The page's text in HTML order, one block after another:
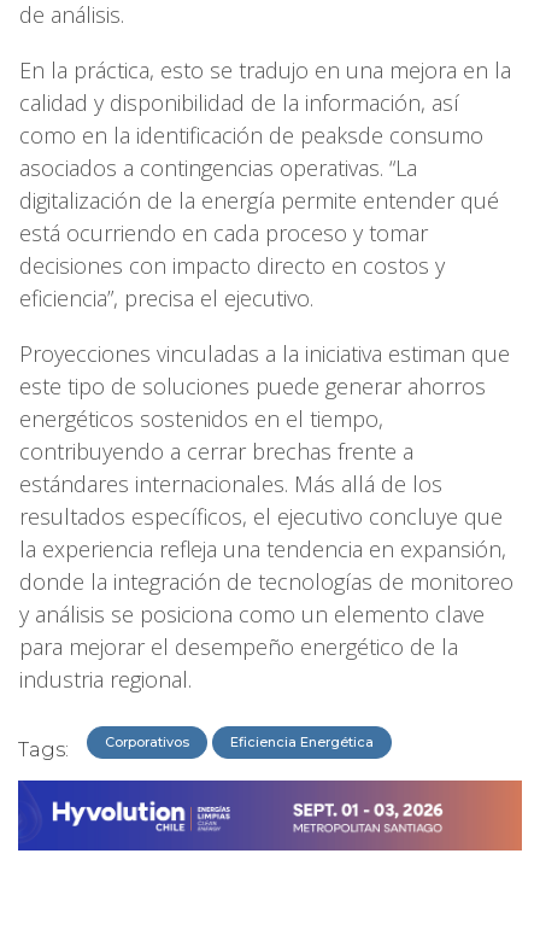
de análisis.
En la práctica, esto se tradujo en una mejora en la
calidad y disponibilidad de la información, así
como en la identificación de peaksde consumo
asociados a contingencias operativas. “La
digitalización de la energía permite entender qué
está ocurriendo en cada proceso y tomar
decisiones con impacto directo en costos y
eficiencia”, precisa el ejecutivo.
Proyecciones vinculadas a la iniciativa estiman que
este tipo de soluciones puede generar ahorros
energéticos sostenidos en el tiempo,
contribuyendo a cerrar brechas frente a
estándares internacionales. Más allá de los
resultados específicos, el ejecutivo concluye que
la experiencia refleja una tendencia en expansión,
donde la integración de tecnologías de monitoreo
y análisis se posiciona como un elemento clave
para mejorar el desempeño energético de la
industria regional.
Tags: Corporativos Eficiencia Energética